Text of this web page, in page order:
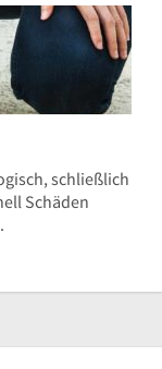
schließlich
Schäden